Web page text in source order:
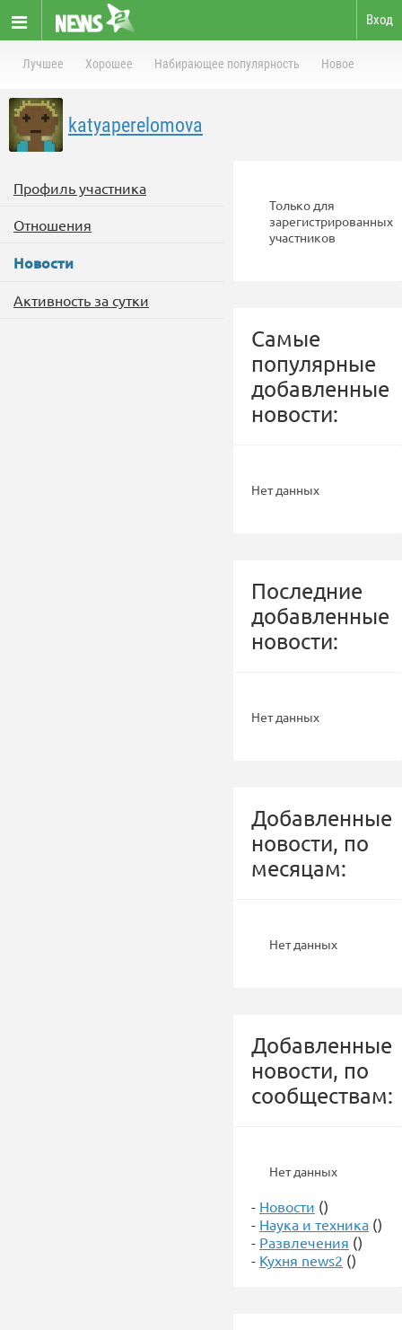
Вход
Лучшее Хорошее Набирающее популярность Новое
katyaperelomova
Профиль участника
Отношения
Новости
Активность за сутки
Только для
зарегистрированных
участников
Самые
популярные
добавленные
новости:
Нет данных
Последние
добавленные
новости:
Нет данных
Добавленные
новости, по
месяцам:
Нет данных
Добавленные
новости, по
сообществам:
Нет данных
- Новости ()
- Наука и техника ()
- Развлечения ()
- Кухня news2 ()